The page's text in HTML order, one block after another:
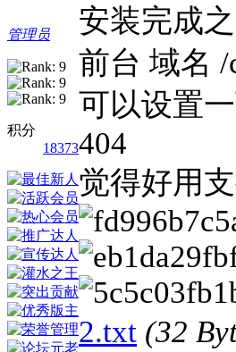
管理员
积分
18373
安装完成
前台 域名 /
可以设置
404
觉得好用
2.txt (32